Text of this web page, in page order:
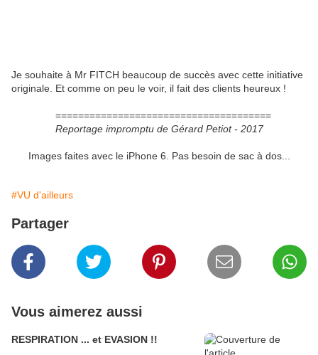
Je souhaite à Mr FITCH beaucoup de succès avec cette initiative
originale. Et comme on peu le voir, il fait des clients heureux !
======================================
Reportage impromptu de Gérard Petiot - 2017
Images faites avec le iPhone 6. Pas besoin de sac à dos...
#VU d'ailleurs
Partager
Vous aimerez aussi
RESPIRATION ... et EVASION !!